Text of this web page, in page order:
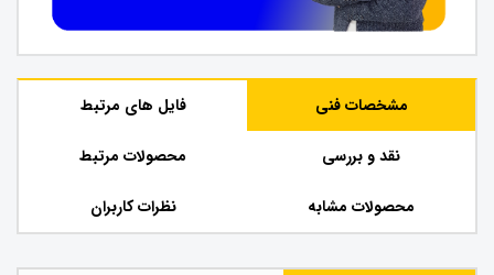
مشخصات فنی فایل های مرتبط
نقد و بررسی محصولات مرتبط
محصولات مشابه نظرات کاربران